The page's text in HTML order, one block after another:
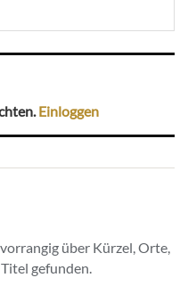
Einloggen
über Kürzel, Orte,
gefunden.